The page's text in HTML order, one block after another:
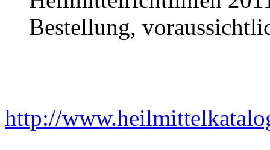
Bestellung,
http://